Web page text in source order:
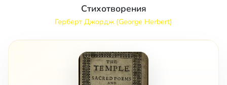
Стихотворения
Герберт Джордж (George Herbert)